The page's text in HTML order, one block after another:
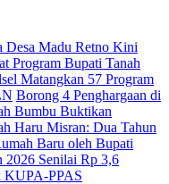
Desa Madu Retno Kini
Program Bupati Tanah
Matangkan 57 Program
Borong 4 Penghargaan di
Bumbu Buktikan
Haru Misran: Dua Tahun
Baru oleh Bupati
2026 Senilai Rp 3,6
KUPA-PPAS